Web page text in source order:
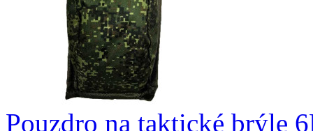
Pouzdro na taktické brýle